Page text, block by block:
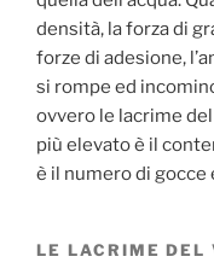
densità, la forza di
forze di adesione,
si rompe ed
ovvero le lacrime
più elevato è il
è il numero di gocce
LE LACRIME DEL